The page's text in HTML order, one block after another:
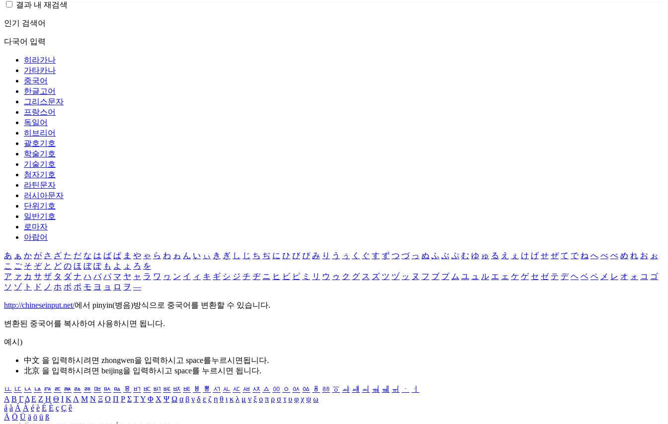
결과 내 재검색
인기 검색어
다국어 입력
히라가나
가타카나
중국어
한글고어
그리스문자
프랑스어
독일어
히브리어
괄호기호
학술기호
기술기호
첨자기호
라틴문자
러시아문자
단위기호
일반기호
로마자
아랍어
あ ぁ か が さ ざ た だ な は ば ぱ ま や ゃ ら わ ゎ ん い ぃ き ぎ し じ ち ぢ に ひ び ぴ み り う ぅ く ぐ す ず つ づ っ ぬ ふ ぶ ぷ む ゆ ゅ る え ぇ け げ せ ぜ て で ね へ べ ぺ め れ お ぉ
こ ご そ ぞ と ど の ほ ぼ ぽ も よ ょ ろ を
ア ァ カ サ ザ タ ダ ナ ハ バ パ マ ヤ ャ ラ ワ ヮ ン イ ィ キ ギ シ ジ チ ヂ ニ ヒ ビ ピ ミ リ ウ ゥ ク グ ス ズ ツ ヅ ッ ヌ フ ブ プ ム ユ ュ ル エ ェ ケ ゲ セ ゼ テ デ ヘ ベ ペ メ レ オ ォ コ ゴ
ソ ゾ ト ド ノ ホ ボ ポ モ ヨ ョ ロ ヲ ―
http://chineseinput.net/에서 pinyin(병음)방식으로 중국어를 변환할 수 있습니다.
변환된 중국어를 복사하여 사용하시면 됩니다.
예시)
中文 을 입력하시려면 zhongwen을 입력하시고 space를누르시면됩니다.
北京 을 입력하시려면 beijing을 입력하시고 space를 누르시면 됩니다.
ㅥ ㅦ ㅧ ㅨ ㅩ ㅪ ㅫ ㅬ ㅭ ㅮ ㅯ ㅰ ㅱ ㅲ ㅳ ㅴ ㅵ ㅶ ㅷ ㅸ ㅹ ㅺ ㅻ ㅼ ㅽ ㅾ ㅿ ㆀ ㆁ ㆂ ㆃ ㆄ ㆅ ㆆ ㆇ ㆈ ㆉ ㆊ ㆋ ㆌ ㆍ
ㆎ
Α Β ΓΔ Ε Ζ Η Θ Ι ΚΛ Μ Ν Ξ Ο Π Ρ Σ ΤΥ Φ Χ Ψ Ω α β γ δ ε ζ η θ ι κ λ μ ν ξ ο π ρ σ τ υ φ χ ψ ω
á à Á À é è É È ç Ç ê
Ä Ö Ü ä ö ü ß